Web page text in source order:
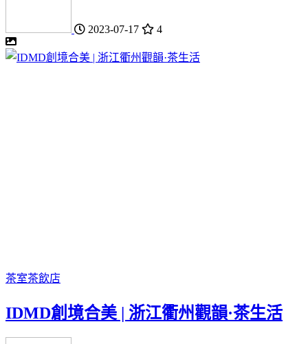
2023-07-17 4
茶室茶飲店
IDMD創境合美 | 浙江衢州觀韻·茶生活